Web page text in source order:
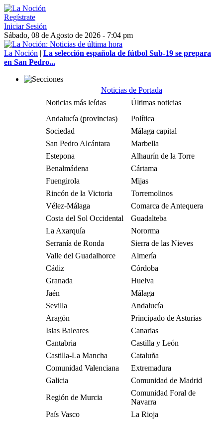
Regístrate
Iniciar Sesión
Sábado, 08 de Agosto de 2026 - 7:04 pm
La Noción | La selección española de fútbol Sub-19 se prepara
en San Pedro...
Noticias de Portada
Noticias más leídas
Últimas noticias
Andalucía (provincias)
Política
Sociedad
Málaga capital
San Pedro Alcántara
Marbella
Estepona
Alhaurín de la Torre
Benalmádena
Cártama
Fuengirola
Mijas
Rincón de la Victoria
Torremolinos
Vélez-Málaga
Comarca de Antequera
Costa del Sol Occidental
Guadalteba
La Axarquía
Nororma
Serranía de Ronda
Sierra de las Nieves
Valle del Guadalhorce
Almería
Cádiz
Córdoba
Granada
Huelva
Jaén
Málaga
Sevilla
Andalucía
Aragón
Principado de Asturias
Islas Baleares
Canarias
Cantabria
Castilla y León
Castilla-La Mancha
Cataluña
Comunidad Valenciana
Extremadura
Galicia
Comunidad de Madrid
Región de Murcia
Comunidad Foral de
Navarra
País Vasco
La Rioja